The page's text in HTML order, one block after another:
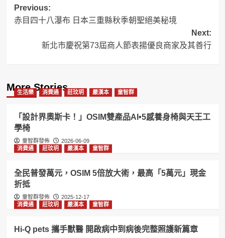
Post
navigation
Previous:
赤目四十八瀑布 日本三重縣秋季朝聖絕美秘境
Next:
新北市慶祝第73屆商人節表揚優良商家及其善行
More Stories
生活樂 消費通 莊玟玥 嚴漢本 童智群
「設計界奧斯卡！」OSIM雙產品AI•5感養身椅與天王工
學椅
童智群發佈
2026-06-09
消費通
莊玟玥 嚴漢本 童智群
全民普發萬元，OSIM 5倍放大術，最高「5萬元」現金
折抵
童智群發佈
2025-12-17
消費通
莊玟玥 嚴漢本 童智群
Hi-Q pets 攜手獸醫 開啟病中到病後完整照護新篇章